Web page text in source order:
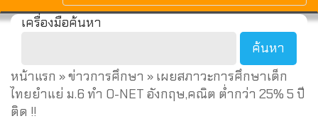
เครื่องมือค้นหา
หน้าแรก »ข่าวการศึกษา » เผยสภาวะการศึกษาเด็ก
ไทยยำแย่ ม.6 ทำ O-NET อังกฤษ,คณิต ต่ำกว่า 25% 5 ปี
ติด !!